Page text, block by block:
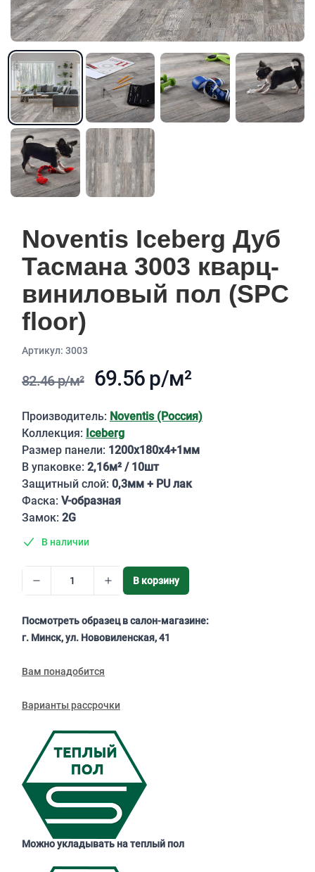
Noventis Iceberg Дуб
Тасмана 3003 кварц-
виниловый пол (SPC
floor)
Aртикул: 3003
82.46 р/м² 69.56 р/м²
Описание
Производитель: Noventis (Россия)
Коллекция: Iceberg
Размер панели: 1200х180х4+1мм
В упаковке: 2,16м² / 10шт
Защитный слой: 0,3мм + PU лак
Фаска: V-образная
Замок: 2G
В наличии
В корзину
Посмотреть образец в салон-магазине:
г. Минск, ул. Нововиленская, 41
Вам понадобится
Варианты рассрочки
Можно укладывать на теплый пол